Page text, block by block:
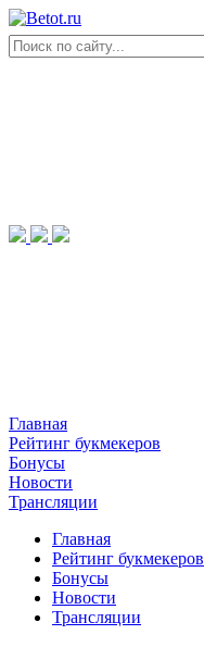
Главная
Рейтинг букмекеров
Бонусы
Новости
Трансляции
Главная
Рейтинг букмекеров
Бонусы
Новости
Трансляции